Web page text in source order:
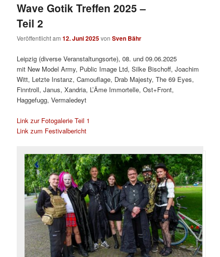
Wave Gotik Treffen 2025 –
Teil 2
Veröffentlicht am12. Juni 2025vonSven Bähr
Leipzig (diverse Veranstaltungsorte), 08. und 09.06.2025
mit New Model Army, Public Image Ltd, Silke Bischoff, Joachim
Witt, Letzte Instanz, Camouflage, Drab Majesty, The 69 Eyes,
Finntroll, Janus, Xandria, L’Âme Immortelle, Ost+Front,
Haggefugg, Vermaledeyt
Link zur Fotogalerie Teil 1
Link zum Festivalbericht